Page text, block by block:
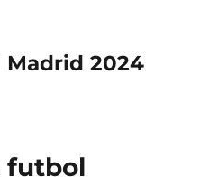
Madrid 2024
futbol